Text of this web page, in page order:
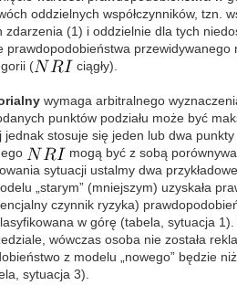
oddzielnych współczynników, tzn.
zdarzenia (1) i oddzielnie dla tych
prawdopodobieństwa przewidywanego
(
ciągły).
wymaga arbitralnego
punktów podziału może być
jednak stosuje się jeden lub dwa
mogą być z sobą
sytuacji ustalmy dwa
„starym” (mniejszym) uzyskała
czynnik ryzyka)
w górę (tabela, sytuacja
wówczas osoba nie została
z modelu „nowego” będzie
sytuacja 3).